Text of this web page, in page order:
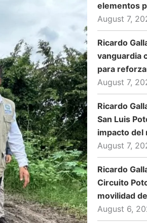
elementos
August 7,
Ricardo
vanguardia
para
August 7,
Ricardo
San Luis
impacto del
August 7,
Ricardo
Circuito
movilidad
August 6,